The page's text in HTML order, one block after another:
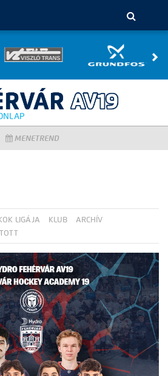
MENETREND
LIGÁJA KLUB
ARCHÍV